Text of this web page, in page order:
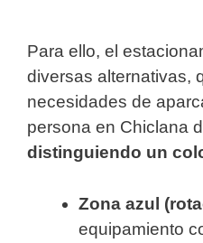
Para ello, el
diversas alternativas,
necesidades de
persona en Chiclana
distinguiendo un
Zona azul
equipamiento